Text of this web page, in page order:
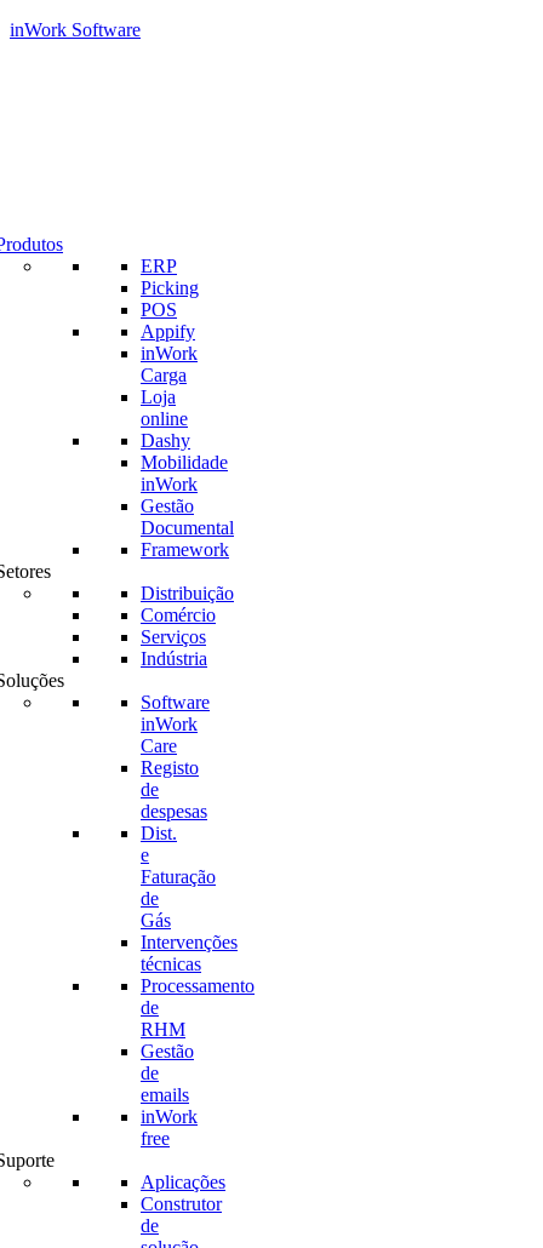
inWork Software
ERP
Picking
POS
Appify
inWork
Carga
Loja
online
Dashy
Mobilidade
inWork
Gestão
Documental
Framework
Distribuição
Comércio
Serviços
Indústria
Software
inWork
Care
Registo
de
despesas
Dist.
e
Faturação
de
Gás
Intervenções
técnicas
Processamento
de
RHM
Gestão
de
emails
inWork
free
Aplicações
Construtor
de